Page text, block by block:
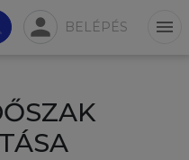
person BELÉPÉS menu